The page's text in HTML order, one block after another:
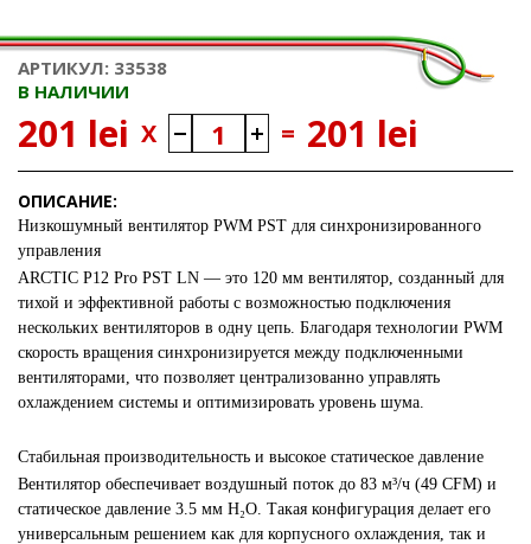
АРТИКУЛ: 33538
В НАЛИЧИИ
201 lei X = 201 lei
ОПИСАНИЕ:
Низкошумный вентилятор PWM PST для синхронизированного
управления
ARCTIC P12 Pro PST LN — это 120 мм вентилятор, созданный для
тихой и эффективной работы с возможностью подключения
нескольких вентиляторов в одну цепь. Благодаря технологии PWM
скорость вращения синхронизируется между подключенными
вентиляторами, что позволяет централизованно управлять
охлаждением системы и оптимизировать уровень шума.
Стабильная производительность и высокое статическое давление
Вентилятор обеспечивает воздушный поток до 83 м³/ч (49 CFM) и
статическое давление 3.5 мм H₂O. Такая конфигурация делает его
универсальным решением как для корпусного охлаждения, так и